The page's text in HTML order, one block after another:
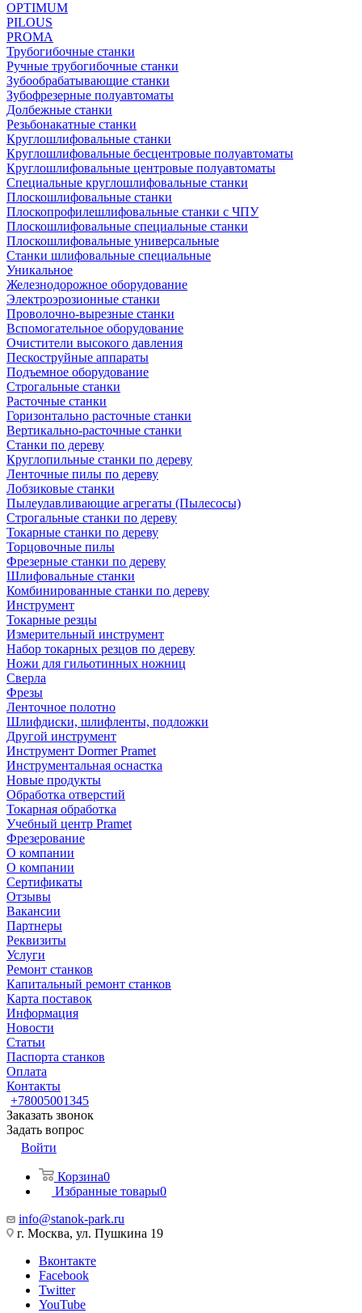
OPTIMUM
PILOUS
PROMA
Трубогибочные станки
Ручные трубогибочные станки
Зубообрабатывающие станки
Зубофрезерные полуавтоматы
Долбежные станки
Резьбонакатные станки
Круглошлифовальные станки
Круглошлифовальные бесцентровые полуавтоматы
Круглошлифовальные центровые полуавтоматы
Специальные круглошлифовальные станки
Плоскошлифовальные станки
Плоскопрофилешлифовальные станки с ЧПУ
Плоскошлифовальные специальные станки
Плоскошлифовальные универсальные
Станки шлифовальные специальные
Уникальное
Железнодорожное оборудование
Электроэрозионные станки
Проволочно-вырезные станки
Вспомогательное оборудование
Очистители высокого давления
Пескоструйные аппараты
Подъемное оборудование
Строгальные станки
Расточные станки
Горизонтально расточные станки
Вертикально-расточные станки
Станки по дереву
Круглопильные станки по дереву
Ленточные пилы по дереву
Лобзиковые станки
Пылеулавливающие агрегаты (Пылесосы)
Строгальные станки по дереву
Токарные станки по дереву
Торцовочные пилы
Фрезерные станки по дереву
Шлифовальные станки
Комбинированные станки по дереву
Инструмент
Токарные резцы
Измерительный инструмент
Набор токарных резцов по дереву
Ножи для гильотинных ножниц
Сверла
Фрезы
Ленточное полотно
Шлифдиски, шлифленты, подложки
Другой инструмент
Инструмент Dormer Pramet
Инструментальная оснастка
Новые продукты
Обработка отверстий
Токарная обработка
Учебный центр Pramet
Фрезерование
О компании
О компании
Сертификаты
Отзывы
Вакансии
Партнеры
Реквизиты
Услуги
Ремонт станков
Капитальный ремонт станков
Карта поставок
Информация
Новости
Статьи
Паспорта станков
Оплата
Контакты
+78005001345
Заказать звонок
Задать вопрос
Войти
Корзина0
Избранные товары0
info@stanok-park.ru
г. Москва, ул. Пушкина 19
Вконтакте
Facebook
Twitter
YouTube